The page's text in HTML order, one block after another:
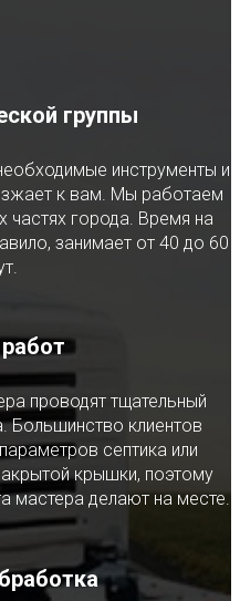
группы
инструменты и
к вам. Мы работаем
частях города. Время на
занимает от 40 до 60
проводят тщательный
Большинство клиентов
септика или
крышки, поэтому
мастера делают на месте.